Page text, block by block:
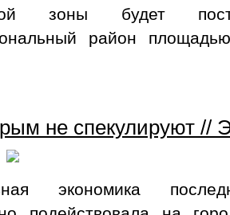
зоны будет
район
не спекулируют //
экономика